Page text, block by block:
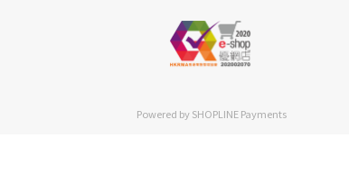
Powered bySHOPLINE Payments